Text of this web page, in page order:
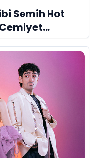
Semih Hot
Kutladı!